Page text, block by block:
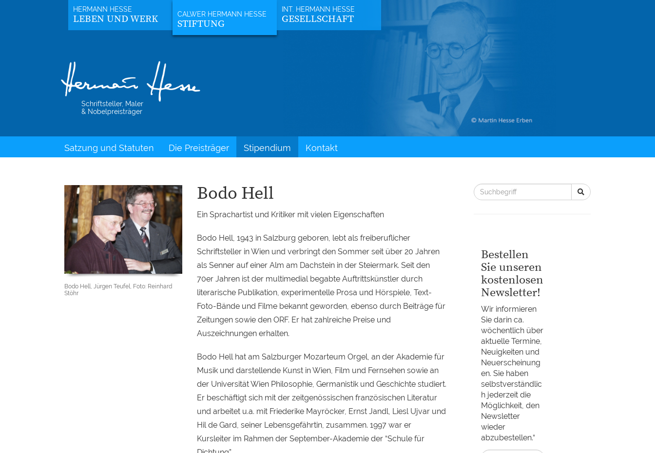
LEBEN UND WERK STIFTUNG GESELLSCHAFT
Schriftsteller, Maler
& Nobelpreisträger
Satzung und Statuten Die Preisträger Stipendium Kontakt
Bodo Hell, Jürgen Teufel, Foto: Reinhard
Stöhr
Bodo Hell
Ein Sprachartist und Kritiker mit vielen Eigenschaften
Bodo Hell, 1943 in Salzburg geboren, lebt als freiberuflicher
Schriftsteller in Wien und verbringt den Sommer seit über 20 Jahren
als Senner auf einer Alm am Dachstein in der Steiermark. Seit den
70er Jahren ist der multimedial begabte Auftrittskünstler durch
literarische Publikation, experimentelle Prosa und Hörspiele, Text-
Foto-Bände und Filme bekannt geworden, ebenso durch Beiträge für
Zeitungen sowie den ORF. Er hat zahlreiche Preise und
Auszeichnungen erhalten.
Bodo Hell hat am Salzburger Mozarteum Orgel, an der Akademie für
Musik und darstellende Kunst in Wien, Film und Fernsehen sowie an
der Universität Wien Philosophie, Germanistik und Geschichte studiert.
Er beschäftigt sich mit der zeitgenössischen französischen Literatur
und arbeitet u.a. mit Friederike Mayröcker, Ernst Jandl, Liesl Ujvar und
Hil de Gard, seiner Lebensgefährtin, zusammen. 1997 war er
Kursleiter im Rahmen der September-Akademie der “Schule für
Bestellen
Sie unseren
kostenlosen
Newsletter!
Wir informieren
Sie darin ca.
wöchentlich über
aktuelle Termine,
Neuigkeiten und
Neuerscheinung
en. Sie haben
selbstverständlic
h jederzeit die
Möglichkeit, den
Newsletter
wieder
abzubestellen.“